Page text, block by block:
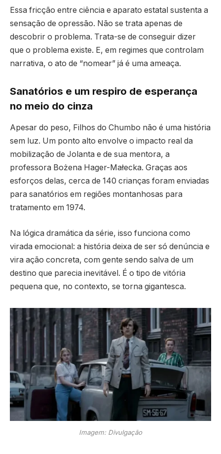
Essa fricção entre ciência e aparato estatal sustenta a
sensação de opressão. Não se trata apenas de
descobrir o problema. Trata-se de conseguir dizer
que o problema existe. E, em regimes que controlam
narrativa, o ato de “nomear” já é uma ameaça.
Sanatórios e um respiro de esperança
no meio do cinza
Apesar do peso, Filhos do Chumbo não é uma história
sem luz. Um ponto alto envolve o impacto real da
mobilização de Jolanta e de sua mentora, a
professora Bożena Hager-Małecka. Graças aos
esforços delas, cerca de 140 crianças foram enviadas
para sanatórios em regiões montanhosas para
tratamento em 1974.
Na lógica dramática da série, isso funciona como
virada emocional: a história deixa de ser só denúncia e
vira ação concreta, com gente sendo salva de um
destino que parecia inevitável. É o tipo de vitória
pequena que, no contexto, se torna gigantesca.
Imagem: Divulgação